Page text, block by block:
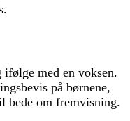
med en voksen.
på børnene,
bede om fremvisning.